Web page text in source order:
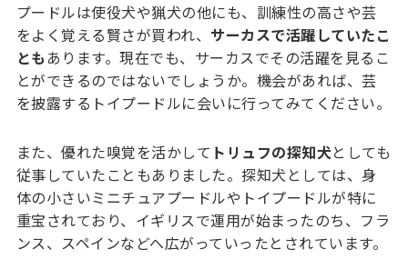
プードルは使役犬や猟犬の他にも、訓練性の高さや芸
をよく覚える賢さが買われ、 サーカスで活躍していたこ
とも あります。現在でも、サーカスでその活躍を見るこ
とができるのではないでしょうか。機会があれば、芸
を披露するトイプードルに会いに行ってみてください。
また、優れた嗅覚を活かして トリュフの探知犬としても
従事していたこともありました。探知犬としては、身
体の小さいミニチュアプードルやトイプードルが特に
重宝されており、イギリスで運用が始まったのち、フラ
ンス、スペインなどへ広がっていったとされています。